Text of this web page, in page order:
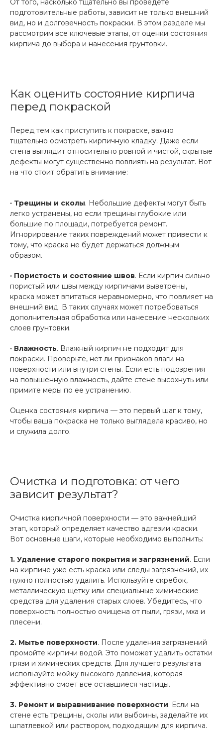
От того, насколько тщательно вы проведете
подготовительные работы, зависит не только внешний
вид, но и долговечность покраски. В этом разделе мы
рассмотрим все ключевые этапы, от оценки состояния
кирпича до выбора и нанесения грунтовки.
Как оценить состояние кирпича
перед покраской
Перед тем как приступить к покраске, важно
тщательно осмотреть кирпичную кладку. Даже если
стена выглядит относительно ровной и чистой, скрытые
дефекты могут существенно повлиять на результат. Вот
на что стоит обратить внимание:
· Трещины и сколы. Небольшие дефекты могут быть
легко устранены, но если трещины глубокие или
большие по площади, потребуется ремонт.
Игнорирование таких повреждений может привести к
тому, что краска не будет держаться должным
образом.
· Пористость и состояние швов. Если кирпич сильно
пористый или швы между кирпичами выветрены,
краска может впитаться неравномерно, что повлияет на
внешний вид. В таких случаях может потребоваться
дополнительная обработка или нанесение нескольких
слоев грунтовки.
· Влажность. Влажный кирпич не подходит для
покраски. Проверьте, нет ли признаков влаги на
поверхности или внутри стены. Если есть подозрения
на повышенную влажность, дайте стене высохнуть или
примите меры по ее устранению.
Оценка состояния кирпича — это первый шаг к тому,
чтобы ваша покраска не только выглядела красиво, но
и служила долго.
Очистка и подготовка: от чего
зависит результат?
Очистка кирпичной поверхности — это важнейший
этап, который определяет качество адгезии краски.
Вот основные шаги, которые необходимо выполнить:
1. Удаление старого покрытия и загрязнений. Если
на кирпиче уже есть краска или следы загрязнений, их
нужно полностью удалить. Используйте скребок,
металлическую щетку или специальные химические
средства для удаления старых слоев. Убедитесь, что
поверхность полностью очищена от пыли, грязи, мха и
плесени.
2. Мытье поверхности. После удаления загрязнений
промойте кирпичи водой. Это поможет удалить остатки
грязи и химических средств. Для лучшего результата
используйте мойку высокого давления, которая
эффективно смоет все оставшиеся частицы.
3. Ремонт и выравнивание поверхности. Если на
стене есть трещины, сколы или выбоины, заделайте их
шпатлевкой или раствором, подходящим для кирпича.